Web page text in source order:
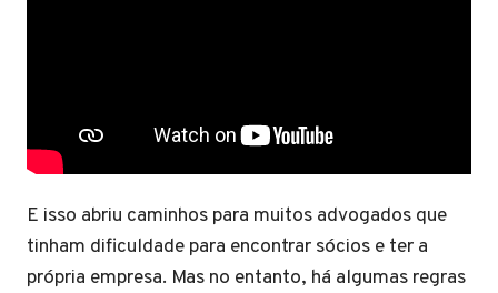
E isso abriu caminhos para muitos advogados que
tinham dificuldade para encontrar sócios e ter a
própria empresa. Mas no entanto, há algumas regras